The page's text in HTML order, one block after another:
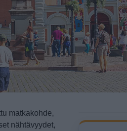
matkakohde,
nähtävyydet,